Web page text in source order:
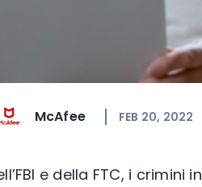
McAfee FEB 20, 2022
e della FTC, i